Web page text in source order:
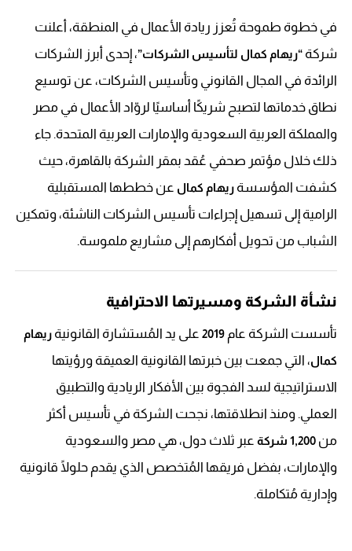
في خطوة طموحة تُعزز ريادة الأعمال في المنطقة، أعلنت
شركة “ريهام كمال لتأسيس الشركات”، إحدى أبرز الشركات
الرائدة في المجال القانوني وتأسيس الشركات، عن توسيع
نطاق خدماتها لتصبح شريكًا أساسيًا لروّاد الأعمال في مصر
والمملكة العربية السعودية والإمارات العربية المتحدة. جاء
ذلك خلال مؤتمر صحفي عُقد بمقر الشركة بالقاهرة، حيث
كشفت المؤسسة ريهام كمال عن خططها المستقبلية
الرامية إلى تسهيل إجراءات تأسيس الشركات الناشئة، وتمكين
الشباب من تحويل أفكارهم إلى مشاريع ملموسة.
نشأة الشركة ومسيرتها الاحترافية
تأسست الشركة عام 2019على يد المُستشارة القانونية ريهام
كمال، التي جمعت بين خبرتها القانونية العميقة ورؤيتها
الاستراتيجية لسد الفجوة بين الأفكار الريادية والتطبيق
العملي. ومنذ انطلاقتها، نجحت الشركة في تأسيس أكثر
من 1,200 شركة
عبر ثلاث دول، هي مصر والسعودية
والإمارات، بفضل فريقها المُتخصص الذي يقدم حلولًا قانونية
وإدارية مُتكاملة.